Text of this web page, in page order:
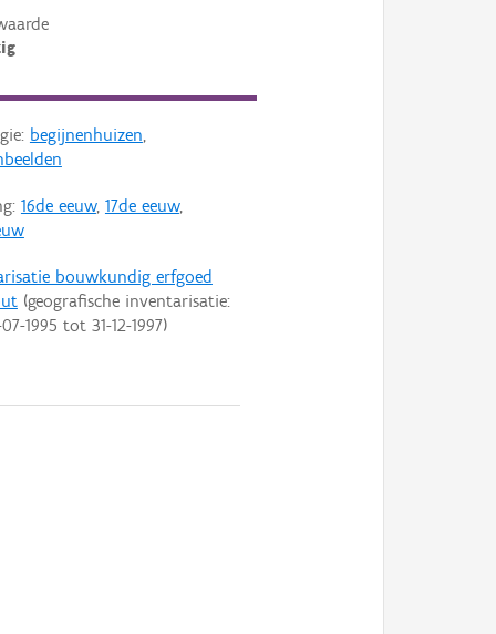
begijnenhuizen,
16de eeuw, 17de eeuw,
bouwkundig erfgoed
(geografische inventarisatie:
1995 tot 31-12-1997)